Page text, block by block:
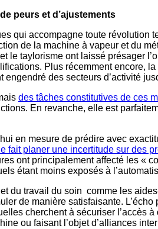
peurs et d’ajustements
qui accompagne toute révolution
de la machine à vapeur et du
le taylorisme ont laissé présager
Plus récemment encore,
des secteurs d’activité
des tâches constitutives de ces
En revanche, elle est
en mesure de prédire avec
fait planer une incertitude sur des
ont principalement affecté les «
étant moins exposés à
du travail du soin comme les
de manière satisfaisante.
cherchent à sécuriser l’accès
ou faisant l’objet d’alliances